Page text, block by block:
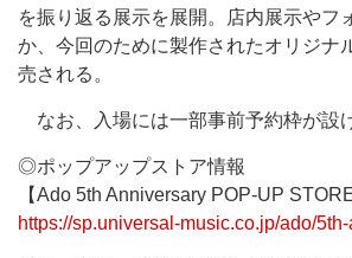
を振り返る展示を展開。店内展示やフ
か、今回のために製作されたオリジナ
売される。
なお、入場には一部事前予約枠が設
◎ポップアップストア情報
【Ado 5th Anniversary POP-UP STORE
https://sp.universal-music.co.jp/ado/